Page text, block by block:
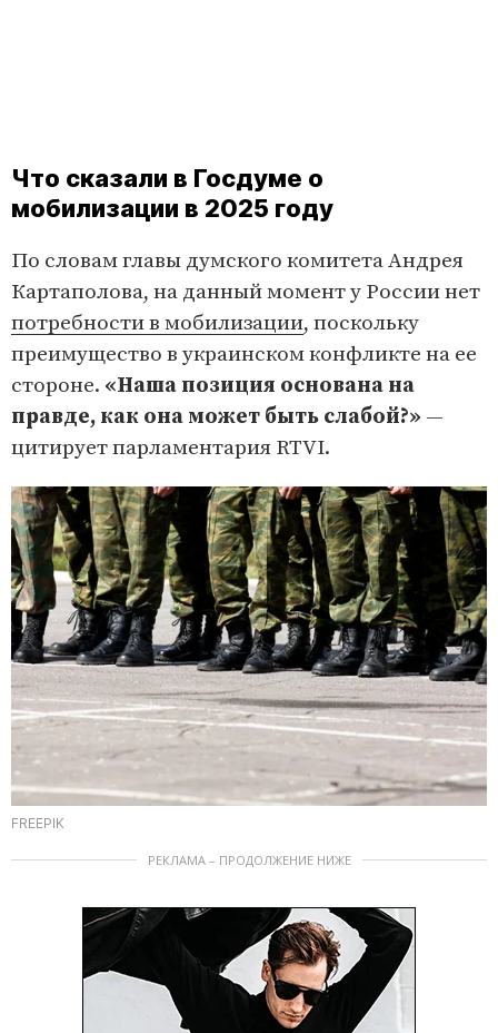
Что сказали в Госдуме о
мобилизации в 2025 году
По словам главы думского комитета Андрея
Картаполова, на данный момент у России нет
потребности в мобилизации, поскольку
преимущество в украинском конфликте на ее
стороне. «Наша позиция основана на
правде, как она может быть слабой?» —
цитирует парламентария RTVI.
FREEPIK
РЕКЛАМА – ПРОДОЛЖЕНИЕ НИЖЕ